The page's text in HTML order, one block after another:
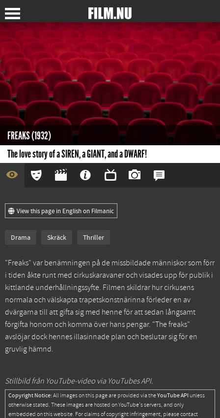
FREAKS (1932)
The love story of a SIREN, a GIANT, and a DWARF!
View this page in English on Filmanic
Drama Skräck Thriller
"Freaks" var benämningen på de missbildade människor som förr
i tiden åkte runt med cirkuskaravaner och visades upp för publik i
kittlande underhållningssyfte. Filmen skildrar hur cirkusens
normala och välskapta trapetskonstnärinna förleder en av
dvärgarna till att gifta sig med henne för att sedan långsamt
förgifta honom och komma över hans pengar. "The freaks"
avslöjar dock hennes illasinnade plan och beslutar sig för en
gruvlig hämnd.
Stillbild från YouTube-video via YouTubes API.
Copyright Notice: All images on this page are provided via theYouTube API unless
otherwise stated. These images are hosted on YouTube's servers, and only
embedded on this website. For claims of copyright infringement, please contact